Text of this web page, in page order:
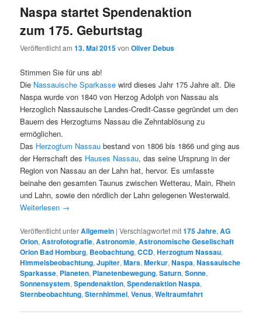
Naspa startet Spendenaktion
zum 175. Geburtstag
Veröffentlicht am13. Mai 2015vonOliver Debus
Stimmen Sie für uns ab!
Die Nassauische Sparkasse wird dieses Jahr 175 Jahre alt. Die
Naspa wurde von 1840 von Herzog Adolph von Nassau als
Herzoglich Nassauische Landes-Credit-Casse gegründet um den
Bauern des Herzogtums Nassau die Zehntablösung zu
ermöglichen.
Das Herzogtum Nassau bestand von 1806 bis 1866 und ging aus
der Herrschaft des Hauses Nassau, das seine Ursprung in der
Region von Nassau an der Lahn hat, hervor. Es umfasste
beinahe den gesamten Taunus zwischen Wetterau, Main, Rhein
und Lahn, sowie den nördlich der Lahn gelegenen Westerwald.
Weiterlesen →
Veröffentlicht unterAllgemein |Verschlagwortet mit175 Jahre,AG
Orion,Astrofotografie,Astronomie,Astronomische Gesellschaft
Orion Bad Homburg, Beobachtung,CCD,Herzogtum Nassau,
Himmelsbeobachtung,Jupiter,Mars,Merkur,Naspa,Nassauische
Sparkasse, Planeten, Planetenbewegung,Saturn,Sonne,
Sonnensystem,Spendenaktion,Spendenaktion Naspa,
Sternbeobachtung,Sternhimmel,Venus,Weltraumfahrt